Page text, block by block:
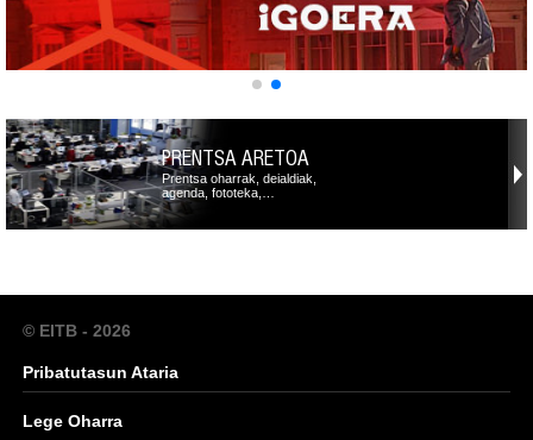
PRENTSA ARETOA
Prentsa oharrak, deialdiak,
agenda, fototeka,…
© EITB - 2026
Pribatutasun Ataria
Lege Oharra